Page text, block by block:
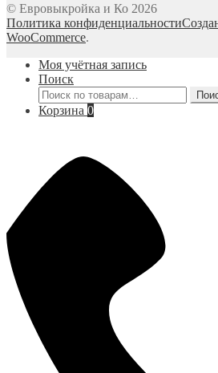
© Евровыкройка и Ко 2026
Политика конфиденциальности
WooCommerce.
Моя учётная запись
Поиск
Искать:
Корзина 0